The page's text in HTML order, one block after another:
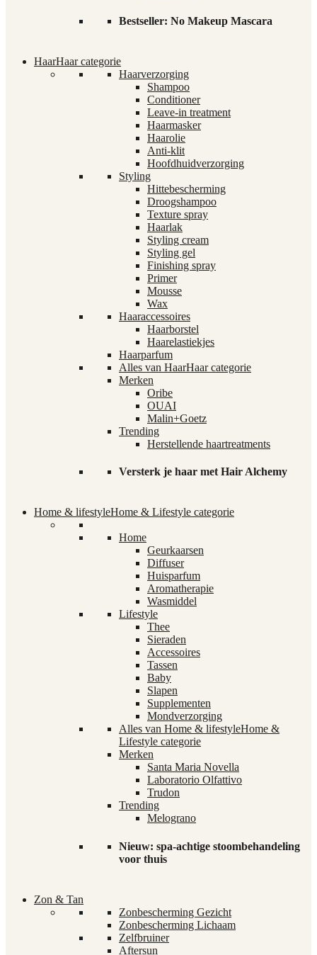
Bestseller: No Makeup Mascara
HaarHaar categorie
Haarverzorging
Shampoo
Conditioner
Leave-in treatment
Haarmasker
Haarolie
Anti-klit
Hoofdhuidverzorging
Styling
Hittebescherming
Droogshampoo
Texture spray
Haarlak
Styling cream
Styling gel
Finishing spray
Primer
Mousse
Wax
Haaraccessoires
Haarborstel
Haarelastiekjes
Haarparfum
Alles van HaarHaar categorie
Merken
Oribe
OUAI
Malin+Goetz
Trending
Herstellende haartreatments
Versterk je haar met Hair Alchemy
Home & lifestyleHome & Lifestyle categorie
Home
Geurkaarsen
Diffuser
Huisparfum
Aromatherapie
Wasmiddel
Lifestyle
Thee
Sieraden
Accessoires
Tassen
Baby
Slapen
Supplementen
Mondverzorging
Alles van Home & lifestyleHome &
Lifestyle categorie
Merken
Santa Maria Novella
Laboratorio Olfattivo
Trudon
Trending
Melograno
Nieuw: spa-achtige stoombehandeling
voor thuis
Zon & Tan
Zonbescherming Gezicht
Zonbescherming Lichaam
Zelfbruiner
Aftersun